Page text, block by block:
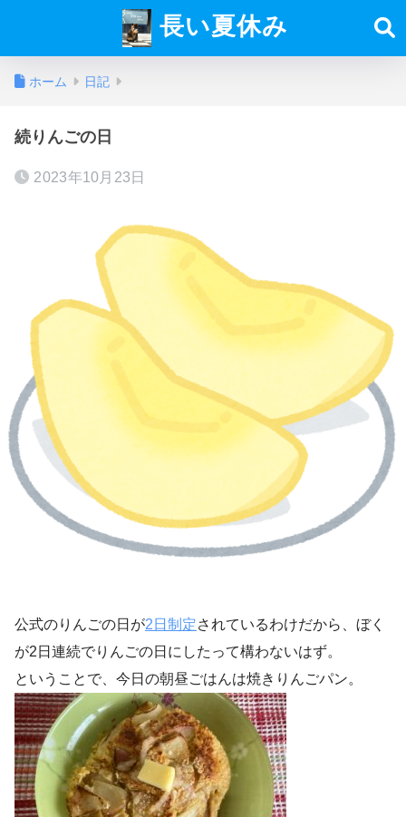
長い夏休み
ホーム 日記
続りんごの日
2023年10月23日
公式のりんごの日が2日制定されているわけだから、ぼく
が2日連続でりんごの日にしたって構わないはず。
ということで、今日の朝昼ごはんは焼きりんごパン。